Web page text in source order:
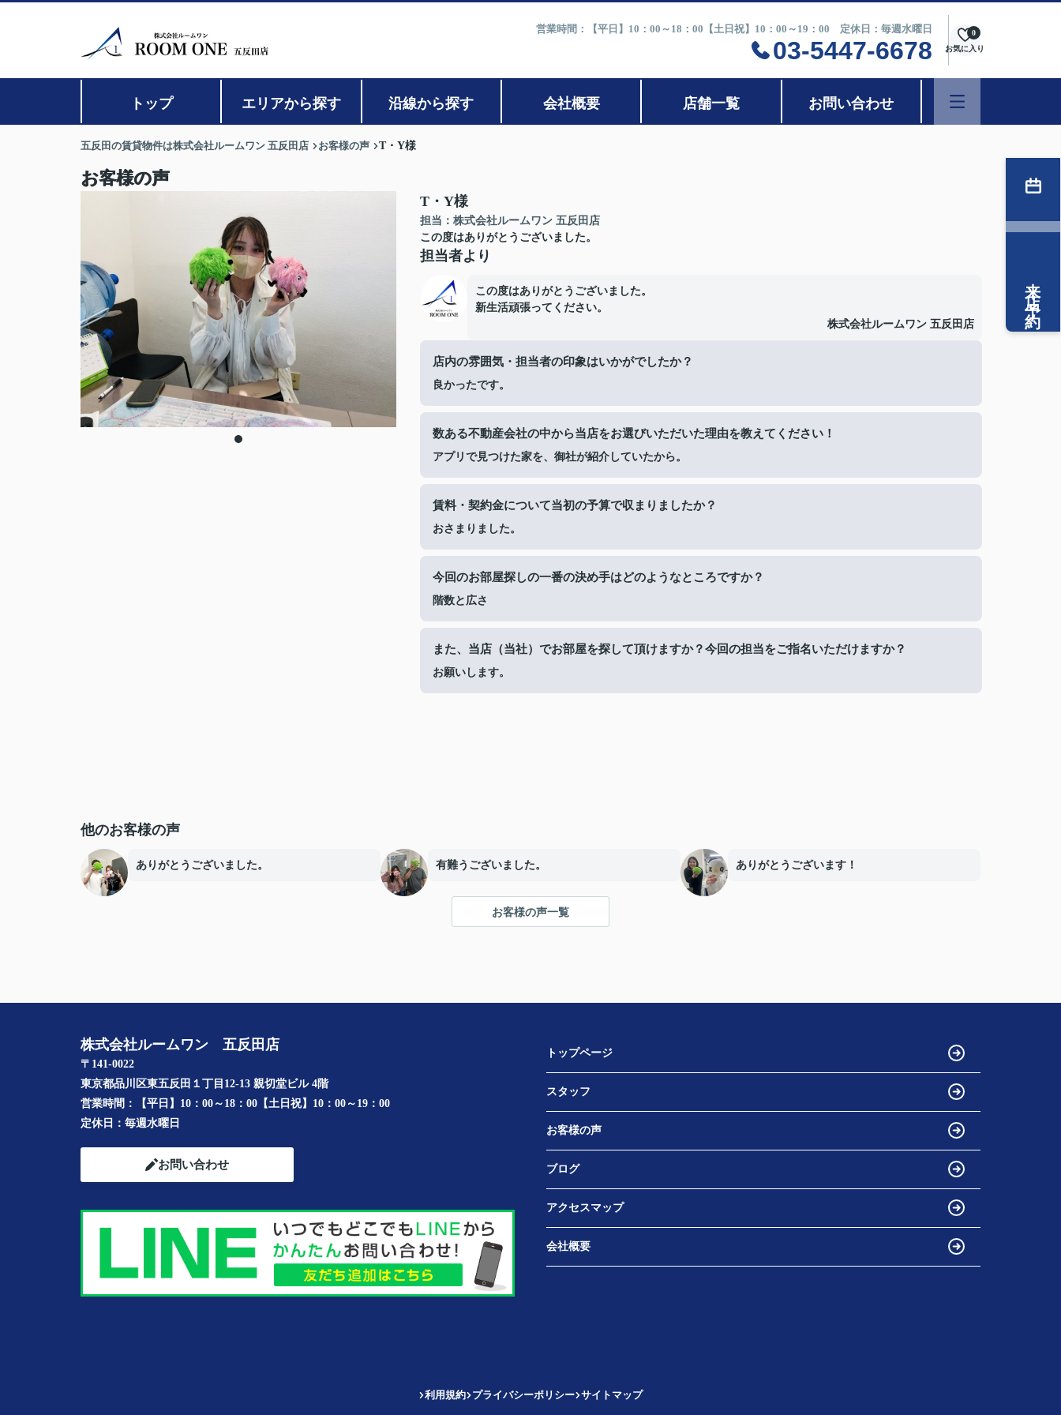
営業時間：【平日】10：00～18：00【土日祝】10：00～19：00 定休日：毎週水曜日
03-5447-6678 お気に入り
0
トップ エリアから探す 沿線から探す 会社概要 店舗一覧 お問い合わせ
五反田の賃貸物件は株式会社ルームワン 五反田店 お客様の声 T・Y様
お客様の声
T・Y様
担当：株式会社ルームワン 五反田店
この度はありがとうございました。
担当者より
この度はありがとうございました。
新生活頑張ってください。
株式会社ルームワン 五反田店
店内の雰囲気・担当者の印象はいかがでしたか？
良かったです。
数ある不動産会社の中から当店をお選びいただいた理由を教えてください！
アプリで見つけた家を、御社が紹介していたから。
賃料・契約金について当初の予算で収まりましたか？
おさまりました。
今回のお部屋探しの一番の決め手はどのようなところですか？
階数と広さ
また、当店（当社）でお部屋を探して頂けますか？今回の担当をご指名いただけますか？
お願いします。
他のお客様の声
ありがとうございました。 有難うございました。 ありがとうございます！
お客様の声一覧
来店予約
株式会社ルームワン 五反田店
〒141-0022
東京都品川区東五反田１丁目12-13 親切堂ビル 4階
営業時間：
【平日】10：00～18：00【土日祝】10：00～19：00
定休日： 毎週水曜日
お問い合わせ
トップページ
スタッフ
お客様の声
ブログ
アクセスマップ
会社概要
利用規約 プライバシーポリシー サイトマップ